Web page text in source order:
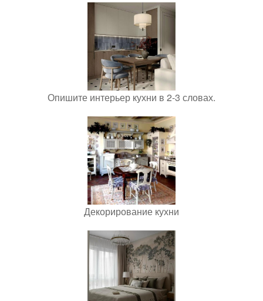
Опишите интерьер кухни в 2-3 словах.
Декорирование кухни